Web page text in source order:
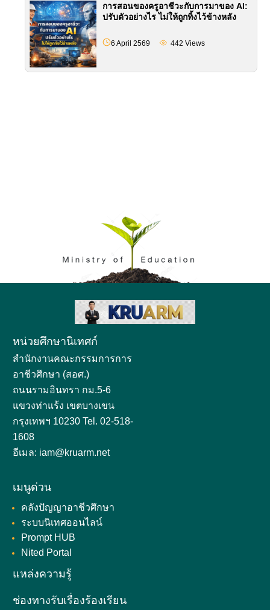
การสอนของครูอาชีวะกับการมาของ AI:
ปรับตัวอย่างไร ไม่ให้ถูกทิ้งไว้ข้างหลัง
6 April 2569 442 Views
หน่วยศึกษานิเทศก์
สำนักงานคณะกรรมการการ
อาชีวศึกษา (สอศ.)
ถนนรามอินทรา กม.5-6
แขวงท่าแร้ง เขตบางเขน
กรุงเทพฯ 10230 Tel. 02-518-
1608
อีเมล: iam@kruarm.net
เมนูด่วน
คลังปัญญาอาชีวศึกษา
ระบบนิเทศออนไลน์
Prompt HUB
Nited Portal
แหล่งความรู้
ช่องทางรับเรื่องร้องเรียน